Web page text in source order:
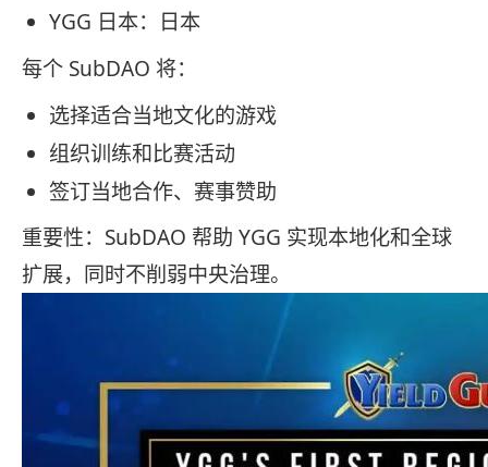
YGG 日本：日本
每个 SubDAO 将：
选择适合当地文化的游戏
组织训练和比赛活动
签订当地合作、赛事赞助
重要性：SubDAO 帮助 YGG 实现本地化和全球
扩展，同时不削弱中央治理。